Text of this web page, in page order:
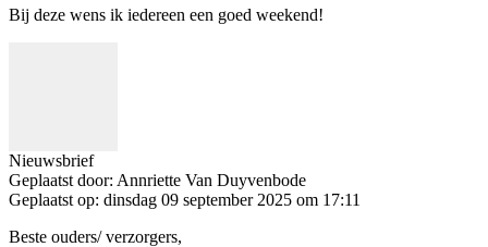
Bij deze wens ik iedereen een goed weekend!
Nieuwsbrief
Geplaatst door: Annriette Van Duyvenbode
Geplaatst op: dinsdag 09 september 2025 om 17:11
Beste ouders/ verzorgers,